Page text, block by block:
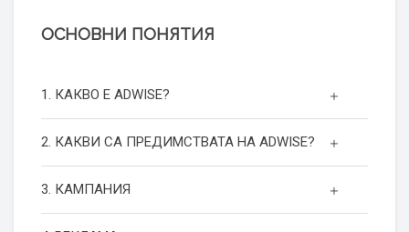
ОСНОВНИ ПОНЯТИЯ
1. КАКВО Е ADWISE?
2. КАКВИ СА ПРЕДИМСТВАТА НА ADWISE?
3. КАМПАНИЯ